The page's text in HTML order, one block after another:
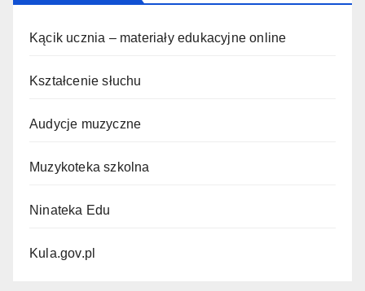
Kącik ucznia – materiały edukacyjne online
Kształcenie słuchu
Audycje muzyczne
Muzykoteka szkolna
Ninateka Edu
Kula.gov.pl